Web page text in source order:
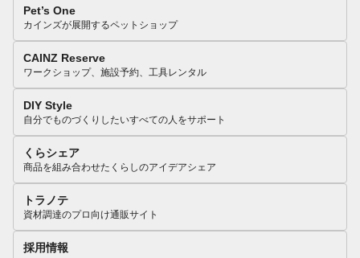
Pet’s One
カインズが展開するペットショップ
CAINZ Reserve
ワークショップ、施設予約、工具レンタル
DIY Style
自分でものづくりしたいすべての人をサポート
くらシェア
商品を組み合わせたくらしのアイデアシェア
トラノテ
資材調達のプロ向け通販サイト
採用情報